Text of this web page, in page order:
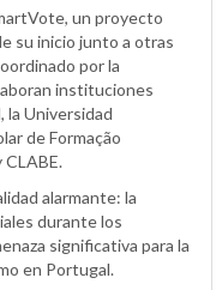
un proyecto
su inicio junto a otras
por la
instituciones
la Universidad
de Formação
alarmante: la
durante los
significativa para la
en Portugal.